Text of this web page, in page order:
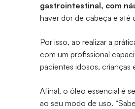
gastrointestinal, com
haver dor de cabeça e até
Por isso, ao realizar a
com um profissional
pacientes idosos, crianças
Afinal, o óleo essencial é
ao seu modo de uso.